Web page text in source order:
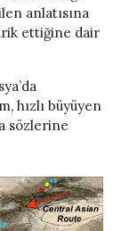
anlatısına
ettiğine dair
hızlı büyüyen
sözlerine